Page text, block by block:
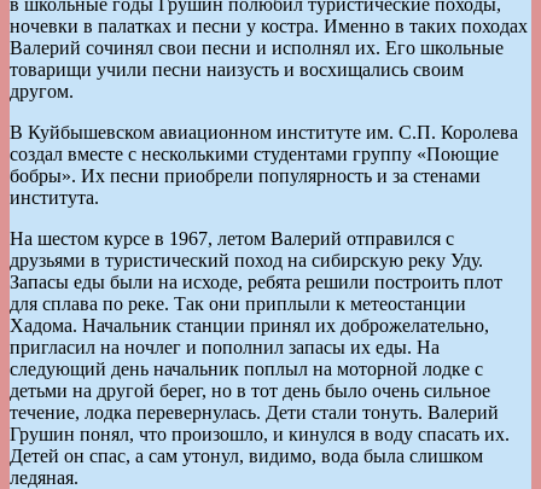
ночевки в палатках и песни у костра. Именно в таких походах
Валерий сочинял свои песни и исполнял их. Его школьные
товарищи учили песни наизусть и восхищались своим
другом.
В Куйбышевском авиационном институте им. С.П. Королева
создал вместе с несколькими студентами группу «Поющие
бобры». Их песни приобрели популярность и за стенами
института.
На шестом курсе в 1967, летом Валерий отправился с
друзьями в туристический поход на сибирскую реку Уду.
Запасы еды были на исходе, ребята решили построить плот
для сплава по реке. Так они приплыли к метеостанции
Хадома. Начальник станции принял их доброжелательно,
пригласил на ночлег и пополнил запасы их еды. На
следующий день начальник поплыл на моторной лодке с
детьми на другой берег, но в тот день было очень сильное
течение, лодка перевернулась. Дети стали тонуть. Валерий
Грушин понял, что произошло, и кинулся в воду спасать их.
Детей он спас, а сам утонул, видимо, вода была слишком
ледяная.